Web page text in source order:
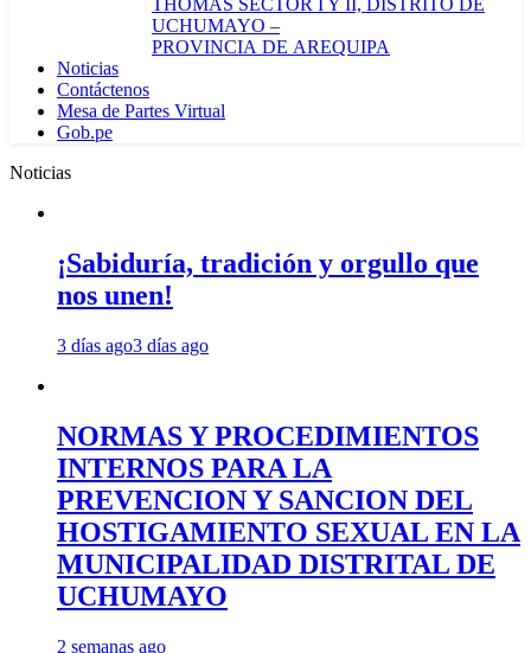
THOMAS SECTOR I Y II, DISTRITO DE
UCHUMAYO –
PROVINCIA DE AREQUIPA
Noticias
Contáctenos
Mesa de Partes Virtual
Gob.pe
Noticias
¡Sabiduría, tradición y orgullo que
nos unen!
3 días ago3 días ago
NORMAS Y PROCEDIMIENTOS
INTERNOS PARA LA
PREVENCION Y SANCION DEL
HOSTIGAMIENTO SEXUAL EN LA
MUNICIPALIDAD DISTRITAL DE
UCHUMAYO
2 semanas ago